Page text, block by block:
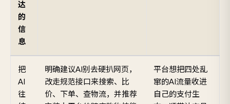
达
的
信
息
把
AI
往
明确建议AI别去硬扒网页，
改走规范接口来搜索、比
价、下单、查物流，并推荐
平台想把四处乱
窜的AI流量收进
自己的支付生